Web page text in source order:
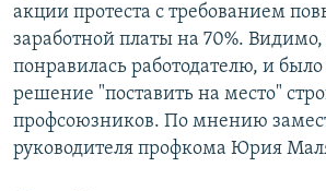
акции протеста с требованием
заработной платы на 70%.
понравилась работодателю, и
решение "поставить на место"
профсоюзников. По мнению
руководителя профкома Юрия